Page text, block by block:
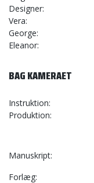
Designer
Vera
George
Eleanor
BAG KAMERAET
Instruktion
Produktion
Manuskript
Forlæg